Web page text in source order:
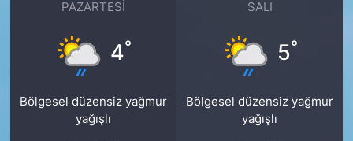
PAZARTESI
4°
Bölgesel düzensiz yağmur
yağışlı
SALI
5°
Bölgesel düzensiz yağmur
yağışlı